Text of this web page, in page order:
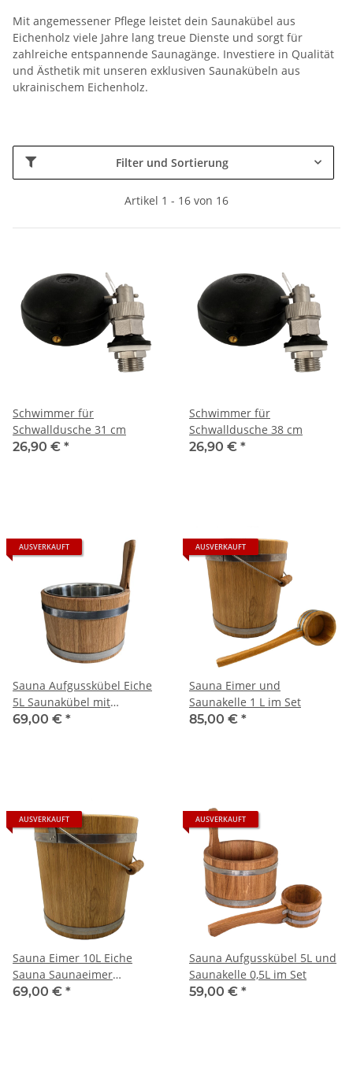
Mit angemessener Pflege leistet dein Saunakübel aus
Eichenholz viele Jahre lang treue Dienste und sorgt für
zahlreiche entspannende Saunagänge. Investiere in Qualität
und Ästhetik mit unseren exklusiven Saunakübeln aus
ukrainischem Eichenholz.
Filter und Sortierung
Artikel 1 - 16 von 16
Schwimmer für
Schwalldusche 31 cm
26,90 € *
Schwimmer für
Schwalldusche 38 cm
26,90 € *
AUSVERKAUFT
Sauna Aufgusskübel Eiche
5L Saunakübel mit
Edelstahleinsatz
69,00 € *
AUSVERKAUFT
Sauna Eimer und
Saunakelle 1 L im Set
85,00 € *
AUSVERKAUFT
Sauna Eimer 10L Eiche
Sauna Saunaeimer
Saunakübel
69,00 € *
AUSVERKAUFT
Sauna Aufgusskübel 5L und
Saunakelle 0,5L im Set
59,00 € *